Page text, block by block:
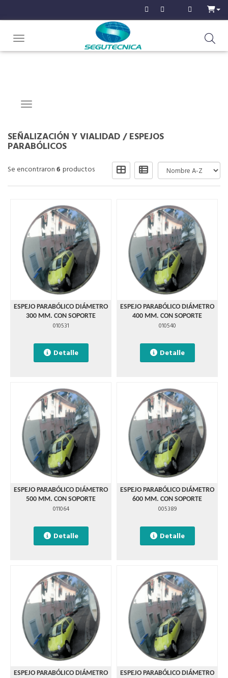
Toggle navigation
Navigation ein-/ausblenden
SEÑALIZACIÓN Y VIALIDAD/ESPEJOS
PARABÓLICOS
Se encontraron6 productos
ESPEJO PARABÓLICO DIÁMETRO
300 MM. CON SOPORTE
010531
Detalle
ESPEJO PARABÓLICO DIÁMETRO
400 MM. CON SOPORTE
010540
Detalle
ESPEJO PARABÓLICO DIÁMETRO
500 MM. CON SOPORTE
011064
Detalle
ESPEJO PARABÓLICO DIÁMETRO
600 MM. CON SOPORTE
005389
Detalle
ESPEJO PARABÓLICO DIÁMETRO
ESPEJO PARABÓLICO DIÁMETRO